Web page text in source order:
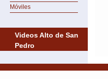
Móviles
Videos Alto de San
Pedro